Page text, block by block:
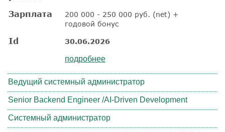
Зарплата
200 000 - 250 000 руб. (net) +
годовой бонус
Id 30.06.2026
подробнее
Ведущий системный администратор
Senior Backend Engineer /AI-Driven Development
Системный администратор